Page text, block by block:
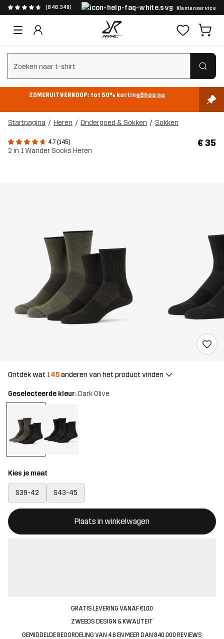
(846.349) Klantenservice
Zoeken wissen
ZOMERUITVERKOOP: tot 50% kortingShop nu
Startpagina Heren Ondergoed & Sokken Sokken
4.7 (145)
2 in 1 Wander Socks Heren
€ 35
Ontdek wat 145anderen van het product vinden
Geselecteerde kleur: Dark Olive
Kies je maat
S39-42 S43-45
Plaats in winkelwagen
Deze knop opent een modal met de bevestiging van een
{{size}} niet beschikbaar
GRATIS LEVERING VANAF €100
ZWEEDS DESIGN & KWALITEIT
GEMIDDELDE BEOORDELING VAN 4.6 EN MEER DAN 840.000 REVIEWS